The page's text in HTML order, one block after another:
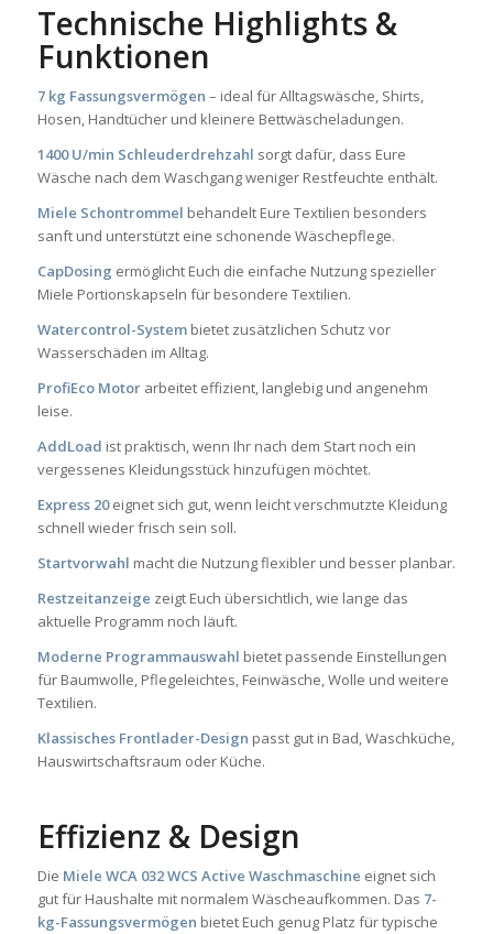
Technische Highlights &
Funktionen
7 kg Fassungsvermögen – ideal für Alltagswäsche, Shirts,
Hosen, Handtücher und kleinere Bettwäscheladungen.
1400 U/min Schleuderdrehzahl sorgt dafür, dass Eure
Wäsche nach dem Waschgang weniger Restfeuchte enthält.
Miele Schontrommel behandelt Eure Textilien besonders
sanft und unterstützt eine schonende Wäschepflege.
CapDosing ermöglicht Euch die einfache Nutzung spezieller
Miele Portionskapseln für besondere Textilien.
Watercontrol-Systembietet zusätzlichen Schutz vor
Wasserschäden im Alltag.
ProfiEco Motorarbeitet effizient, langlebig und angenehm
leise.
AddLoad ist praktisch, wenn Ihr nach dem Start noch ein
vergessenes Kleidungsstück hinzufügen möchtet.
Express 20eignet sich gut, wenn leicht verschmutzte Kleidung
schnell wieder frisch sein soll.
Startvorwahl macht die Nutzung flexibler und besser planbar.
Restzeitanzeige zeigt Euch übersichtlich, wie lange das
aktuelle Programm noch läuft.
Moderne Programmauswahl bietet passende Einstellungen
für Baumwolle, Pflegeleichtes, Feinwäsche, Wolle und weitere
Textilien.
Klassisches Frontlader-Design passt gut in Bad, Waschküche,
Hauswirtschaftsraum oder Küche.
Effizienz & Design
Die Miele WCA 032 WCS Active Waschmaschine eignet sich
gut für Haushalte mit normalem Wäscheaufkommen. Das 7-
kg-Fassungsvermögen bietet Euch genug Platz für typische